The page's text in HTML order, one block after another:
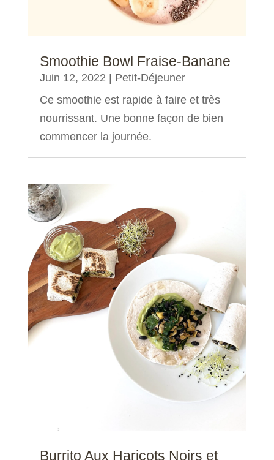
Smoothie Bowl Fraise-Banane
Juin 12, 2022
Petit-Déjeuner
Ce smoothie est rapide à faire et très
nourrissant. Une bonne façon de bien
commencer la journée.
Burrito Aux Haricots Noirs et